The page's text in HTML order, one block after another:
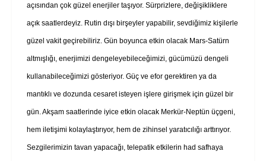
açısından çok güzel enerjiler taşıyor. Sürprizlere, değişikliklere
açık saatlerdeyiz. Rutin dışı birşeyler yapabilir, sevdiğimiz kişilerle
güzel vakit geçirebiliriz. Gün boyunca etkin olacak Mars-Satürn
altmışlığı, enerjimizi dengeleyebileceğimizi, gücümüzü dengeli
kullanabileceğimizi gösteriyor. Güç ve efor gerektiren ya da
mantıklı ve dozunda cesaret isteyen işlere girişmek için güzel bir
gün. Akşam saatlerinde iyice etkin olacak Merkür-Neptün üçgeni,
hem iletişimi kolaylaştırıyor, hem de zihinsel yaratıcılığı arttırıyor.
Sezgilerimizin tavan yapacağı, telepatik etkilerin had safhaya